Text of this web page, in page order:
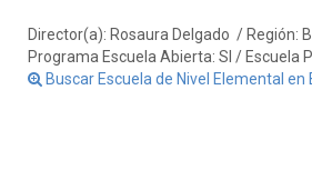
Director(a): Rosaura Delgado / Región:
Programa Escuela Abierta: SI / Escuela
Buscar Escuela de Nivel Elemental en